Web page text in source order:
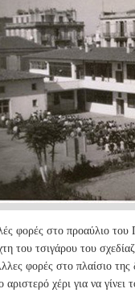
φορές στο προαύλιο του
του τσιγάρου του
φορές στο πλαίσιο της
χέρι για να γίνει